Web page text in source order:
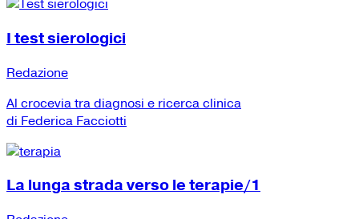
I test sierologici
Redazione
Al crocevia tra diagnosi e ricerca clinica
di Federica Facciotti
La lunga strada verso le terapie/1